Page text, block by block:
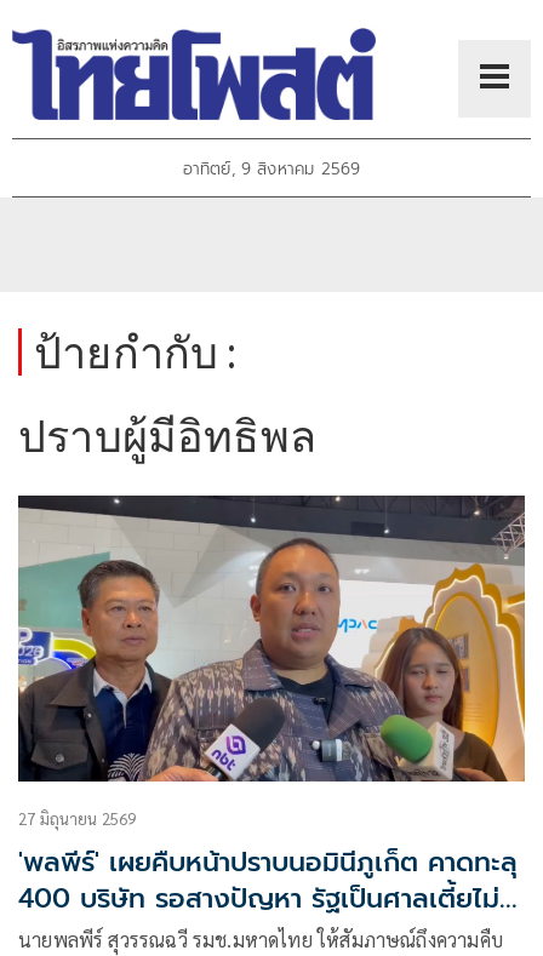
อาทิตย์, 9 สิงหาคม 2569
ป้ายกำกับ :
ปราบผู้มีอิทธิพล
27 มิถุนายน 2569
'พลพีร์' เผยคืบหน้าปราบนอมินีภูเก็ต คาดทะลุ
400 บริษัท รอสางปัญหา รัฐเป็นศาลเตี้ยไม่
ได้
นายพลพีร์ สุวรรณฉวี รมช.มหาดไทย ให้สัมภาษณ์ถึงความคืบ